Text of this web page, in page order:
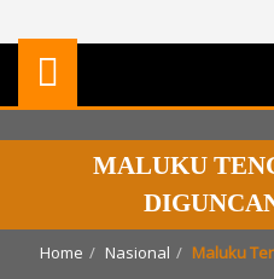
MALUKU
Home Nasional Maluku